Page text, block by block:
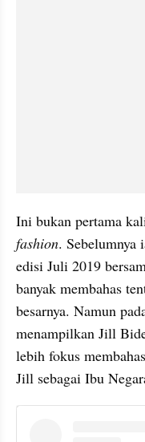
fashion. Sebelumnya
edisi Juli 2019
banyak membahas
besarnya. Namun
menampilkan Jill
lebih fokus
Jill sebagai Ibu